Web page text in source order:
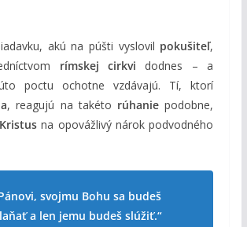
akú na púšti vyslovil pokušiteľ,
rímskej cirkvi dodnes – a
poctu ochotne vzdávajú. Tí, ktorí
, reagujú na takéto rúhanie podobne,
Kristus na opovážlivý nárok podvodného
svojmu Bohu sa budeš
a len jemu budeš slúžiť.“